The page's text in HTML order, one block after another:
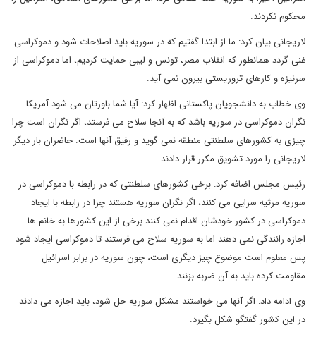
محکوم نکردند.
لاریجانی بیان کرد: ما از ابتدا گفتیم که در سوریه باید اصلاحات شود و دموکراسی
غنی گردد همانطور که انقلاب مصر، تونس و لیبی حمایت کردیم، اما دموکراسی از
سرنیزه و کارهای تروریستی بیرون نمی آید.
وی خطاب به دانشجویان پاکستانی اظهار کرد: آیا شما باورتان می شود آمریکا
نگران دموکراسی در سوریه باشد که به آنجا سلاح می فرستد، اگر نگران است چرا
چیزی به کشورهای سلطنتی منطقه نمی گوید و رفیق آنها است. حاضران بار دیگر
لاریجانی را مورد تشویق مکرر قرار دادند.
رئیس مجلس اضافه کرد: برخی کشورهای سلطنتی که در رابطه با دموکراسی در
سوریه مرثیه سرایی می کنند، اگر نگران سوریه هستند چرا در رابطه با ایجاد
دموکراسی در کشور خودشان اقدام نمی کنند برخی از این کشورها به خانم ها
اجازه رانندگی نمی دهند اما به سوریه سلاح می فرستند تا دموکراسی ایجاد شود
پس معلوم است موضوع چیز دیگری است، چون سوریه در برابر اسرائیل
مقاومت کرده باید به آن ضربه بزنند.
وی ادامه داد: اگر آنها می خواستند مشکل سوریه حل شود، باید اجازه می دادند
در این کشور گفتگو شکل بگیرد.